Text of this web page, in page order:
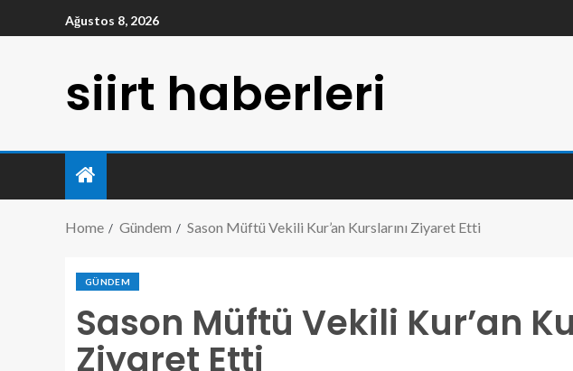
Ağustos 8, 2026
siirt haberleri
Home Gündem Sason Müftü Vekili Kur’an Kurslarını Ziyaret Etti
GÜNDEM
Sason Müftü Vekili Kur’an
Ziyaret Etti